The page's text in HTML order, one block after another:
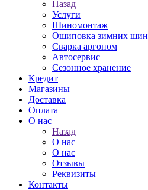
Назад
Услуги
Шиномонтаж
Ошиповка зимних шин
Сварка аргоном
Автосервис
Сезонное хранение
Кредит
Магазины
Доставка
Оплата
О нас
Назад
О нас
О нас
Отзывы
Реквизиты
Контакты